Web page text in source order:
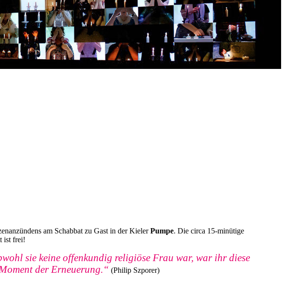
am Schabbat zu Gast in der KielerPumpe. Die circa 15-minütige
ist frei!
sie keine offenkundig religiöse Frau war, war ihr diese
der Erneuerung.“ (Philip Szporer)